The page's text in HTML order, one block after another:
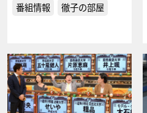
番組情報 徹子の部屋